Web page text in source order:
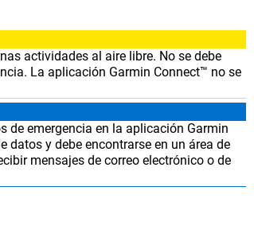
actividades al aire libre. No se debe
La aplicación Garmin Connect™ no se
de emergencia en la aplicación Garmin
datos y debe encontrarse en un área de
mensajes de correo electrónico o de